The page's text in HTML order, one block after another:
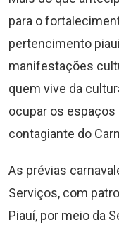
para o
pertencimento
manifestações
quem vive da
ocupar os espaços
contagiante do
As prévias
Serviços, com
Piauí, por meio da